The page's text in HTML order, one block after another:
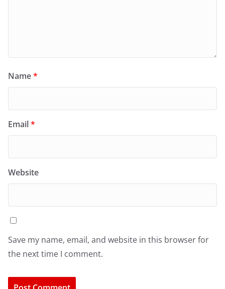
Name*
Email*
Website
Save my name, email, and website in this browser for
the next time I comment.